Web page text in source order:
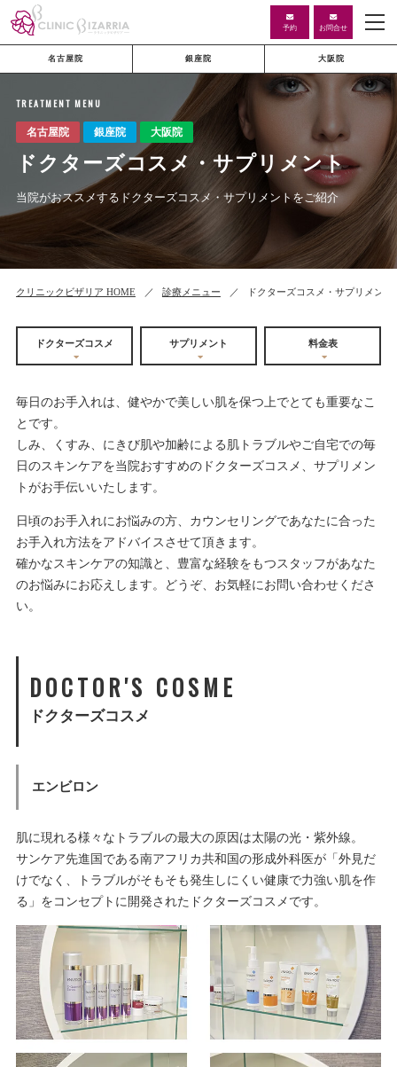
予約 お問合せ
名古屋院 銀座院 大阪院
TREATMENT MENU
ドクターズコスメ・サプリメント
当院がおススメするドクターズコスメ・サプリメントをご紹介
クリニックビザリア HOME 診療メニュー ドクターズコスメ・サプリメント
ドクターズコスメ サプリメント 料金表
毎日のお手入れは、健やかで美しい肌を保つ上でとても重要なこ
とです。
しみ、くすみ、にきび肌や加齢による肌トラブルやご自宅での毎
日のスキンケアを当院おすすめのドクターズコスメ、サプリメン
トがお手伝いいたします。
日頃のお手入れにお悩みの方、カウンセリングであなたに合った
お手入れ方法をアドバイスさせて頂きます。
確かなスキンケアの知識と、豊富な経験をもつスタッフがあなた
のお悩みにお応えします。どうぞ、お気軽にお問い合わせくださ
い。
DOCTOR'S COSME
ドクターズコスメ
エンビロン
肌に現れる様々なトラブルの最大の原因は太陽の光・紫外線。
サンケア先進国である南アフリカ共和国の形成外科医が「外見だ
けでなく、トラブルがそもそも発生しにくい健康で力強い肌を作
る」をコンセプトに開発されたドクターズコスメです。